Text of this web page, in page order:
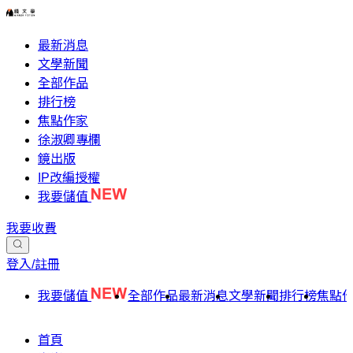
最新消息
文學新聞
全部作品
排行榜
焦點作家
徐淑卿專欄
鏡出版
IP改編授權
我要儲值
我要收費
登入/註冊
我要儲值 全部作品最新消息文學新聞排行榜焦點
首頁